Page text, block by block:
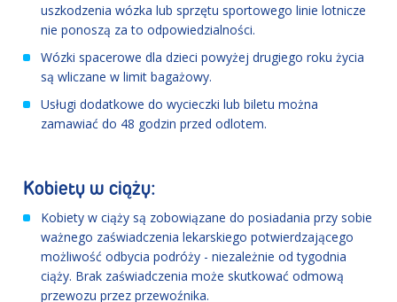
uszkodzenia wózka lub sprzętu sportowego linie lotnicze
nie ponoszą za to odpowiedzialności.
Wózki spacerowe dla dzieci powyżej drugiego roku życia
są wliczane w limit bagażowy.
Usługi dodatkowe do wycieczki lub biletu można
zamawiać do 48 godzin przed odlotem.
Kobiety w ciąży:
Kobiety w ciąży są zobowiązane do posiadania przy sobie
ważnego zaświadczenia lekarskiego potwierdzającego
możliwość odbycia podróży - niezależnie od tygodnia
ciąży. Brak zaświadczenia może skutkować odmową
przewozu przez przewoźnika.